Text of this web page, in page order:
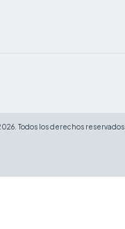
Todos los derechos reservados.